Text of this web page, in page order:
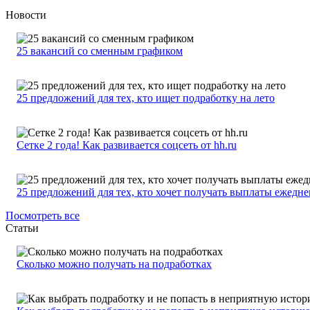
Новости
25 вакансий со сменным графиком
25 предложений для тех, кто ищет подработку на лето
Сетке 2 года! Как развивается соцсеть от hh.ru
25 предложений для тех, кто хочет получать выплаты
Посмотреть все
Статьи
Сколько можно получать на подработках